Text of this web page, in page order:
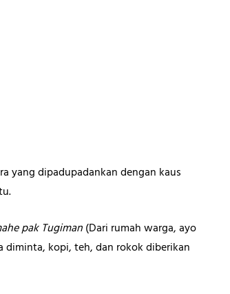
yang dipadupadankan dengan kaus
pak Tugiman(Dari rumah warga, ayo
diminta, kopi, teh, dan rokok diberikan